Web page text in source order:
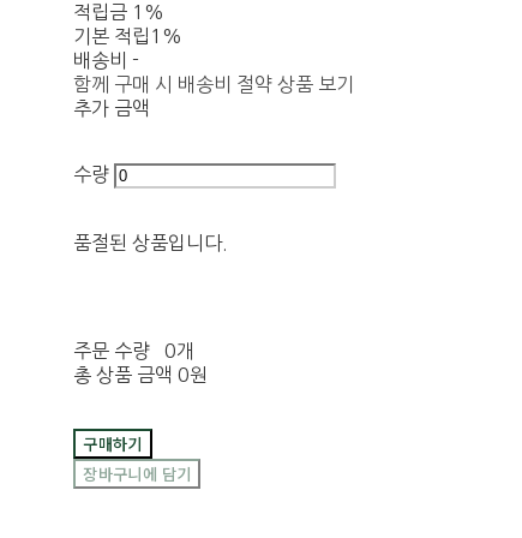
적립금 1%
기본 적립 1%
배송비 -
함께 구매 시 배송비 절약 상품 보기
추가 금액
수량
품절된 상품입니다.
주문 수량
0개
총 상품 금액 0원
구매하기
장바구니에 담기